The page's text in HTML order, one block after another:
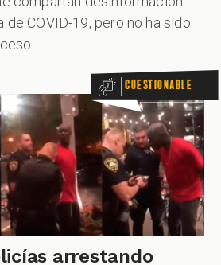
de COVID-19, pero no ha sido
Cuestionable
arrestando